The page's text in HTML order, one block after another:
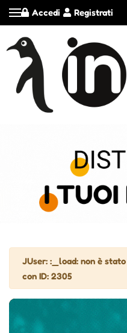
Registrati
Accedi
Attenzione
JUser: :_load: non è
con ID: 2305